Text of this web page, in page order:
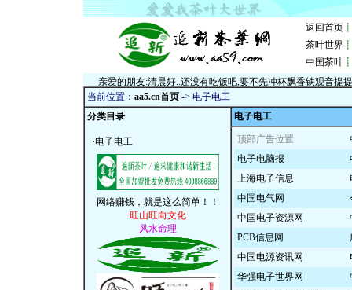
当前位置： aa5.cn首页-> 电子电工
分类目录
·电子电工
电子电工
顶部广告位置
电子电脑报
上海电子信息
中国电气网
中国电子资源网
PCB信息网
中国电源资讯网
华强电子世界网